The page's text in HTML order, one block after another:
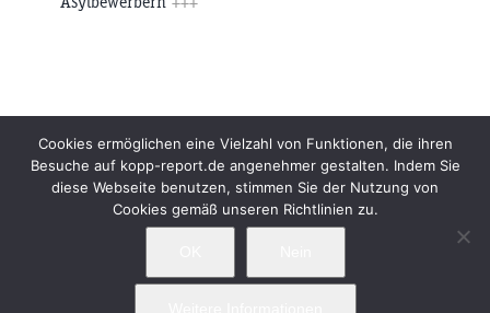
Beiträge Archiv Impressum
Newsletter
Kopp Verlag
Datenschutzerklärung
Cookies ermöglichen eine Vielzahl von Funktionen, die ihren
Besuche auf kopp-report.de angenehmer gestalten. Indem Sie
diese Webseite benutzen, stimmen Sie der Nutzung von
Cookies gemäß unseren Richtlinien zu.